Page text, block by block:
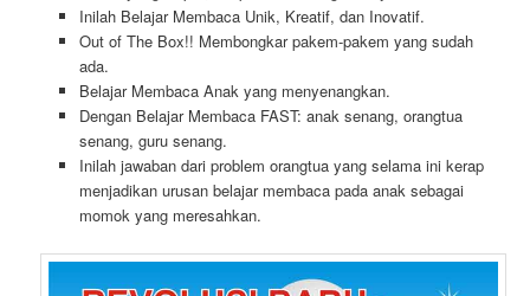
Inilah Belajar Membaca Unik, Kreatif, dan Inovatif.
Out of The Box!! Membongkar pakem-pakem yang sudah
ada.
Belajar Membaca Anak yang menyenangkan.
Dengan Belajar Membaca FAST: anak senang, orangtua
senang, guru senang.
Inilah jawaban dari problem orangtua yang selama ini kerap
menjadikan urusan belajar membaca pada anak sebagai
momok yang meresahkan.